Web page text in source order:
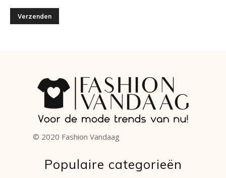
© 2020 Fashion Vandaag
Populaire categorieën